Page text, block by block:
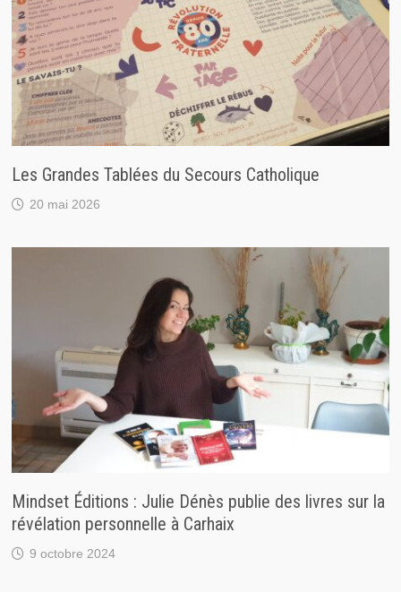
Les Grandes Tablées du Secours Catholique
20 mai 2026
Mindset Éditions : Julie Dénès publie des livres sur la
révélation personnelle à Carhaix
9 octobre 2024